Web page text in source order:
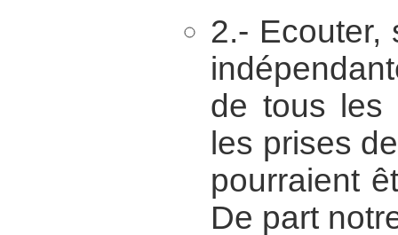
2.- Ecouter,
de tous les
les prises
pourraient
De part